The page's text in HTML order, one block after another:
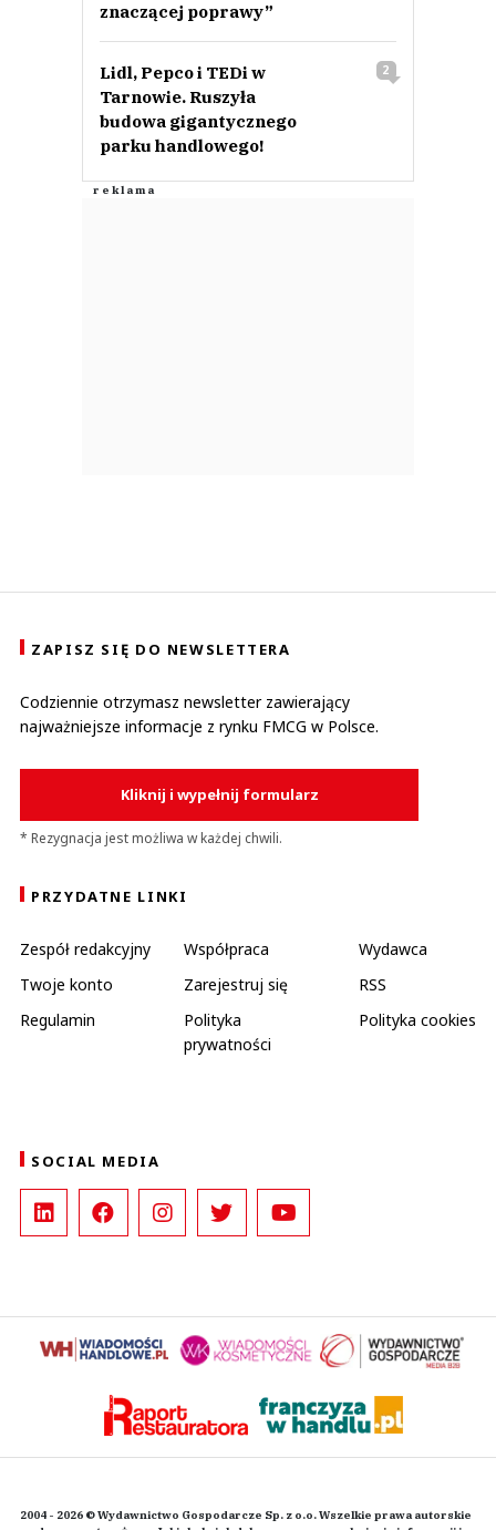
znaczącej poprawy”
Lidl, Pepco i TEDi w
Tarnowie. Ruszyła
budowa gigantycznego
parku handlowego!
2
ZAPISZ SIĘ DO NEWSLETTERA
Codziennie otrzymasz newsletter zawierający
najważniejsze informacje z rynku FMCG w Polsce.
Kliknij i wypełnij formularz
* Rezygnacja jest możliwa w każdej chwili.
PRZYDATNE LINKI
Zespół redakcyjny Współpraca
Wydawca
Twoje konto
Zarejestruj się
RSS
Regulamin
Polityka
prywatności
Polityka cookies
SOCIAL MEDIA
2004 - 2026 © Wydawnictwo Gospodarcze Sp. z o.o. Wszelkie prawa autorskie